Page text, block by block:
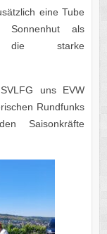
eine Tube
Sonnenhut als
die starke
uns EVW
Rundfunks
Saisonkräfte